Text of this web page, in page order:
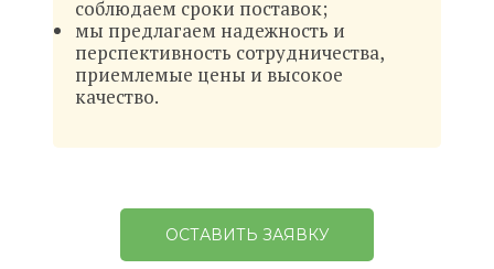
соблюдаем сроки поставок;
мы предлагаем надежность и
перспективность сотрудничества,
приемлемые цены и высокое
качество.
ОСТАВИТЬ ЗАЯВКУ